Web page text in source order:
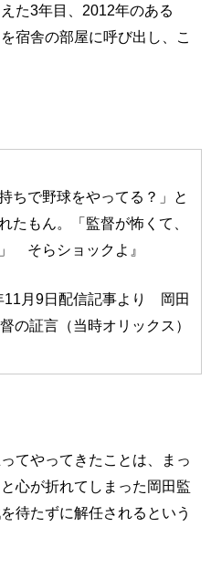
た3年目、2012年のある
宿舎の部屋に呼び出し、こ
ちで野球をやってる？」と
たもん。「監督が怖くて、
そらショックよ』
11月9日配信記事より 岡田
の証言（当時オリックス）
てやってきたことは、まっ
心が折れてしまった岡田監
待たずに解任されるという